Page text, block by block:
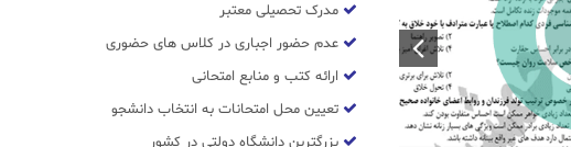
مدرک تحصیلی معتبر
عدم حضور اجباری در کلاس های حضوری
ارائه کتب و منابع امتحانی
تعیین محل امتحانات به انتخاب دانشجو
بزرگترین دانشگاه دولتی در کشور